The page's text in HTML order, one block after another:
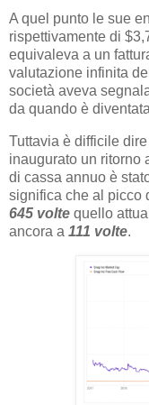
A quel punto le sue
rispettivamente di
equivaleva a un
valutazione infinita
società aveva
da quando è
Tuttavia è difficile
inaugurato un ritorno
di cassa annuo è
significa che al picco
645 volte quello
ancora a 111 volte.